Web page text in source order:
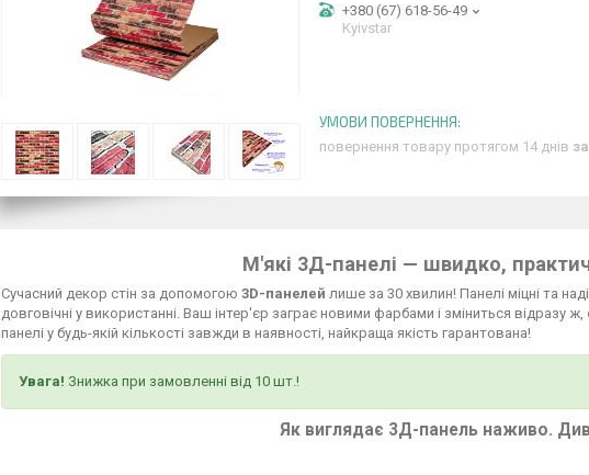
+380 (67) 618-56-49
Kyivstar
повернення товару протягом 14 днів
М'які 3Д-панелі — швидко,
Сучасний декор стін за допомогою 3D-панелей лише за 30 хвилин! Панелі міцні та
довговічні у використанні. Ваш інтер'єр заграє новими фарбами і зміниться відразу
панелі у будь-якій кількості завжди в наявності, найкраща якість гарантована!
Увага! Знижка при замовленні від 10 шт.!
Як виглядає 3Д-панель наживо.